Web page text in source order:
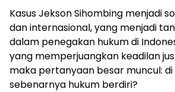
Kasus Jekson Sihombing menjadi
dan internasional, yang menjadi
dalam penegakan hukum di
yang memperjuangkan keadilan
maka pertanyaan besar muncul:
sebenarnya hukum berdiri?